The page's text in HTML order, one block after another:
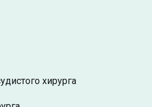
хирурга